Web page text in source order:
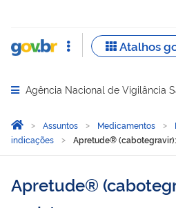
Abrir menu principal de
Agência Nacional de Vigilância
Você está aqui:
Página Inicial
Assuntos Medicamentos
indicações
Apretude®
Apretude®